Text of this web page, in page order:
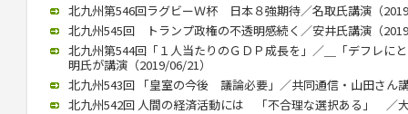
北九州第546回ラグビーＷ杯 日本８強期待／名取氏講演（
北九州545回 トランプ政権の不透明感続く／安井氏講演（
北九州第544回「１人当たりのＧＤＰ成長を」／＿「デフレに
明氏が講演（2019/06/21）
北九州543回 「皇室の今後 議論必要」／共同通信・山田さん
北九州542回 人間の経済活動には 「不合理な選択ある」 ／